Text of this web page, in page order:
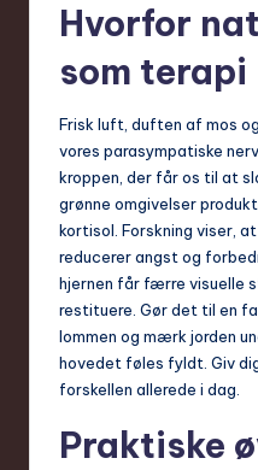
Hvorfor
som terapi
Frisk luft, duften af mos
vores parasympatiske
kroppen, der får os til at
grønne omgivelser
kortisol. Forskning viser,
reducerer angst og
hjernen får færre visuelle
restituere. Gør det til en
lommen og mærk jorden
hovedet føles fyldt. Giv
forskellen allerede i dag.
Praktiske